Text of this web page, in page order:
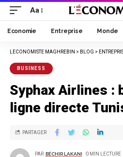
Aa
Economie Entreprise Monde
LECONOMISTE MAGHREBIN > BLOG >
BUSINESS
Syphax Airlines :
ligne directe
PAR BÉCHIR LAKANI 0 MIN LECTURE
PARTAGER